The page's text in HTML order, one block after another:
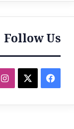
Follow Us
فيسبوك